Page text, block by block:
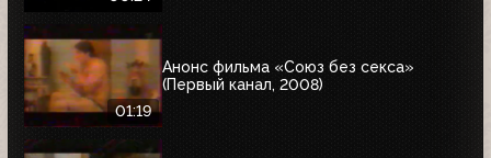
01:19
Анонс фильма «Союз без секса»
(Первый канал, 2008)